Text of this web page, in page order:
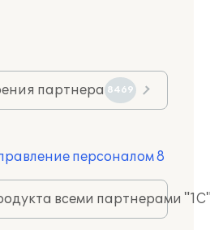
партнера 8469
персоналом 8
всеми партнерами